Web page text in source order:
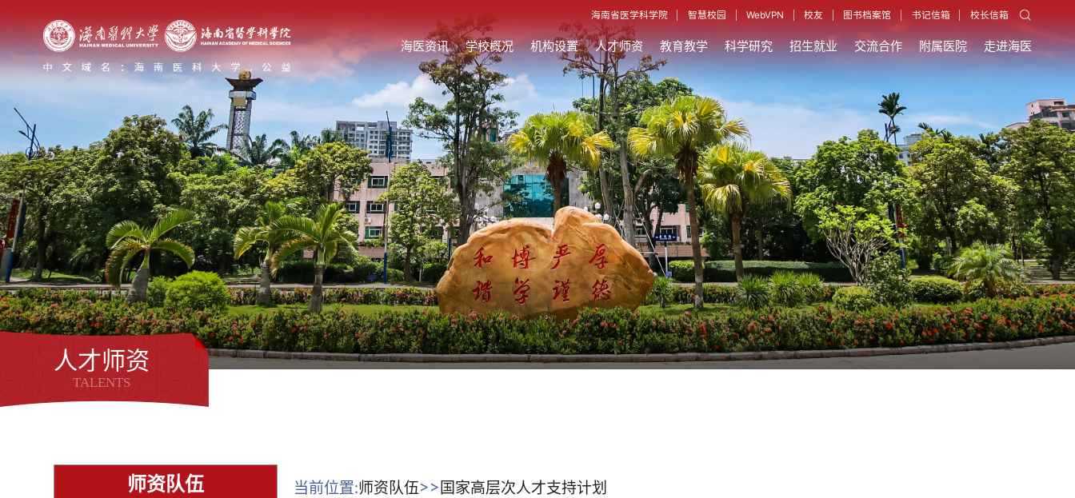
海南省医学科学院 智慧校园 WebVPN 校友 图书档案馆 书记信箱 校长信箱
海医资讯 学校概况 机构设置 人才师资 教育教学 科学研究 招生就业 交流合作 附属医院 走进海医
人才师资
TALENTS
师资队伍 当前位置:师资队伍>> 国家高层次人才支持计划